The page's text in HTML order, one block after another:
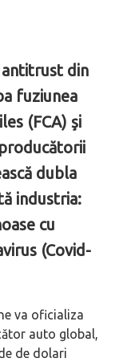
din
fuziunea
(FCA) şi
dubla
industria:
cu
(Covid-
va oficializa
auto global,
de dolari